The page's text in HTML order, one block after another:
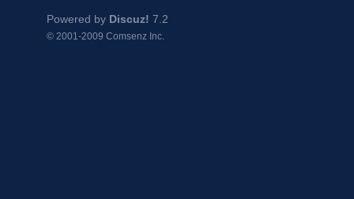
Powered by Discuz! 7.2
© 2001-2009 Comsenz Inc.